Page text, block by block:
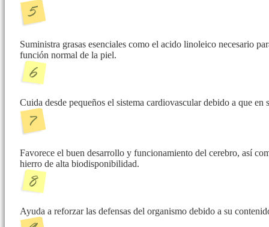
Suministra grasas esenciales como el acido linoleico necesario
función normal de la piel.
Cuida desde pequeños el sistema cardiovascular debido a que
Favorece el buen desarrollo y funcionamiento del cerebro, así
hierro de alta biodisponibilidad.
Ayuda a reforzar las defensas del organismo debido a su